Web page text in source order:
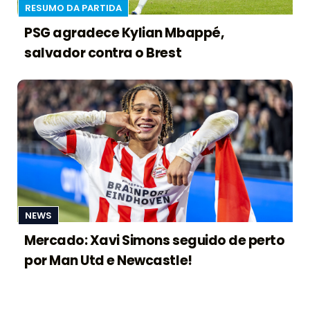
RESUMO DA PARTIDA
PSG agradece Kylian Mbappé,
salvador contra o Brest
NEWS
Mercado: Xavi Simons seguido de perto
por Man Utd e Newcastle!